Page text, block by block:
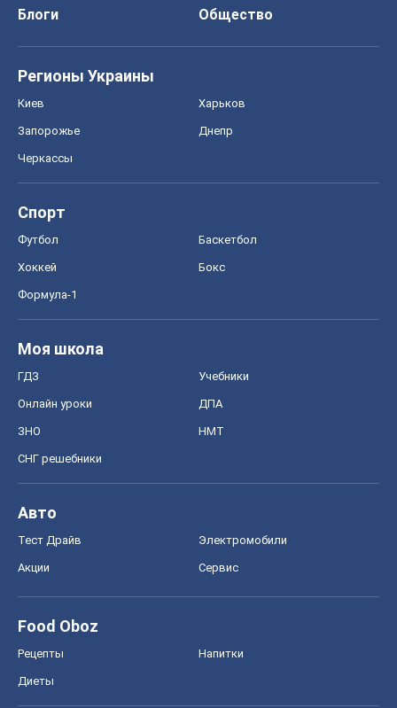
Блоги
Общество
Регионы Украины
Киев Харьков
Запорожье Днепр
Черкассы
Спорт
Футбол Баскетбол
Хоккей Бокс
Формула-1
Моя школа
ГДЗ Учебники
Онлайн уроки ДПА
ЗНО НМТ
СНГ решебники
Авто
Тест Драйв Электромобили
Акции Сервис
Food Oboz
Рецепты Напитки
Диеты